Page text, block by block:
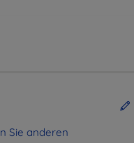
Sie anderen